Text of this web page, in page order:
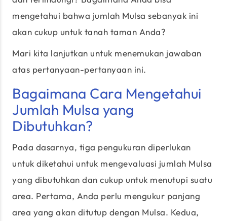
mengetahui bahwa jumlah Mulsa sebanyak ini
akan cukup untuk tanah taman Anda?
Mari kita lanjutkan untuk menemukan jawaban
atas pertanyaan-pertanyaan ini.
Bagaimana Cara Mengetahui
Jumlah Mulsa yang
Dibutuhkan?
Pada dasarnya, tiga pengukuran diperlukan
untuk diketahui untuk mengevaluasi jumlah Mulsa
yang dibutuhkan dan cukup untuk menutupi suatu
area. Pertama, Anda perlu mengukur panjang
area yang akan ditutup dengan Mulsa. Kedua,